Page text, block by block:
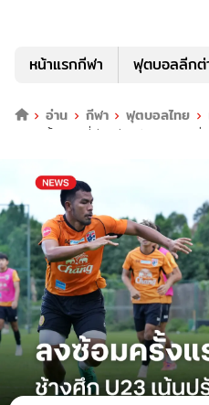
หน้าแรกกีฬา ฟุตบอลลีกต่
อ่าน กีฬา ฟุตบอลไทย
ซ้อมครั้งแรกที่จีน ก่อนลับแข้งเจ้าถิ่น